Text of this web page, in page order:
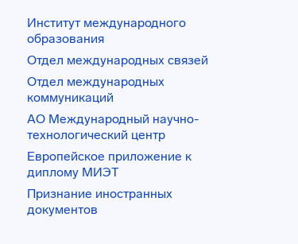
Институт международного
образования
Отдел международных связей
Отдел международных
коммуникаций
АО Международный научно-
технологический центр
Европейское приложение к
диплому МИЭТ
Признание иностранных
документов